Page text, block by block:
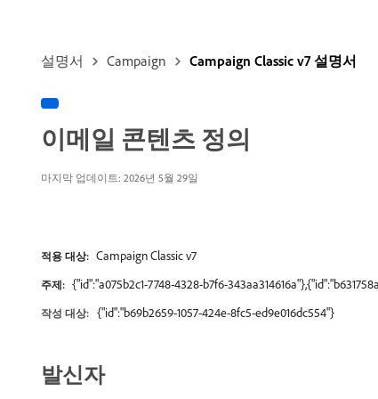
설명서 Campaign Campaign Classic v7 설명서
이메일 콘텐츠 정의
마지막 업데이트: 2026년 5월 29일
적용 대상: Campaign Classic v7
주제: {"id":"a075b2c1-7748-4328-b7f6-
작성 대상: {"id":"b69b2659-1057-424e-8fc5-ed9e016dc554"}
발신자